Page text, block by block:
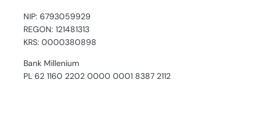
NIP: 6793059929
REGON: 121481313
KRS: 0000380898
Bank Millenium
PL 62 1160 2202 0000 0001 8387 2112